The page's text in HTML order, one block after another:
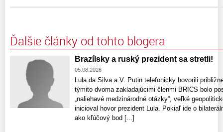
Ďalšie články od tohto blogera
Brazílsky a ruský prezident sa stretli!
05.08.2026
Lula da Silva a V. Putin telefonicky hovorili
týmito dvoma zakladajúcimi členmi BRICS bolo
„naliehavé medzinárodné otázky“, veľké
inicioval hovor prezident Lula. Pokiaľ ide o
ako kľúčový bod [...]